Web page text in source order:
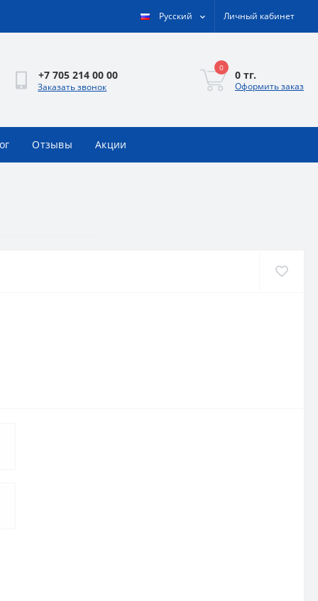
Русский Личный кабинет
+7 705 214 00 00
Заказать звонок
0
0 тг.
Оформить заказ
Отзывы Акции